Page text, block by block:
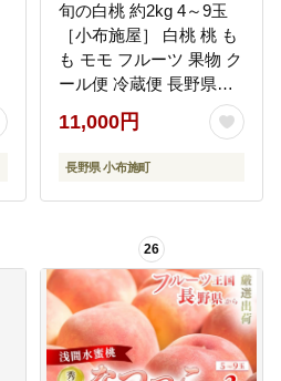
旬の白桃 約2kg 4～9玉
［小布施屋］ 白桃 桃 も
も モモ フルーツ 果物 ク
ール便 冷蔵便 長野県産
信州産 期間限定 数量限
定 たまき なつき あかつ
き 川中島白鳳 川中島白
和8年産 【2026年7月上
11,000円
長野県 小布施町
26